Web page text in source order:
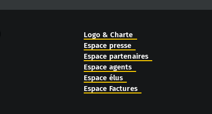
Logo & Charte
Espace presse
Espace partenaires
Espace agents
Espace élus
Espace Factures